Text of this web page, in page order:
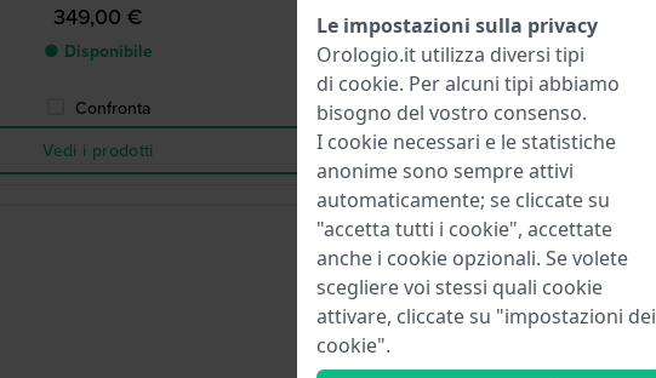
349,00 €
● Disponibile
Confronta
Vedi i prodotti
Must have
Le impostazioni sulla privacy
Orologio.it utilizza diversi tipi
di cookie. Per alcuni tipi abbiamo
bisogno del vostro consenso.
I cookie necessari e le statistiche
anonime sono sempre attivi
automaticamente; se cliccate su
"accetta tutti i cookie", accettate
anche i cookie opzionali. Se volete
scegliere voi stessi quali cookie
attivare, cliccate su "impostazioni dei
cookie".